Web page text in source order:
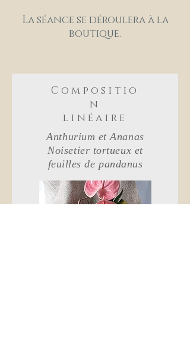
La séance se déroulera à la
boutique.
Compositio
n
linéaire
Anthurium et Ananas
Noisetier tortueux et
feuilles de pandanus